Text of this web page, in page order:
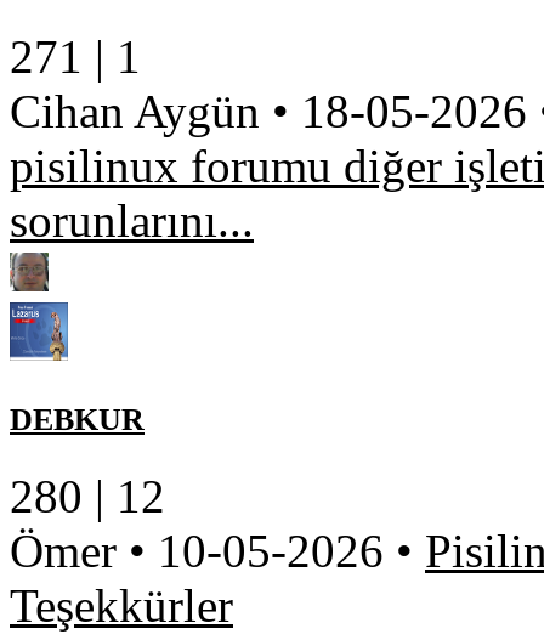
271 | 1
Cihan Aygün • 18-05-2026
pisilinux forumu diğer
sorunlarını...
DEBKUR
280 | 12
Ömer • 10-05-2026 •
Teşekkürler